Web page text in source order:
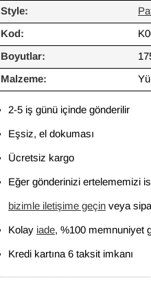
Style:
Kod:
Boyutlar:
Malzeme:
2-5 iş günü içinde gönderilir
Eşsiz, el dokuması
Ücretsiz kargo
Eğer gönderinizi ertelememizi
bizimle iletişime geçin veya
Kolay iade, %100 memnuniyet
Kredi kartına 6 taksit imkanı